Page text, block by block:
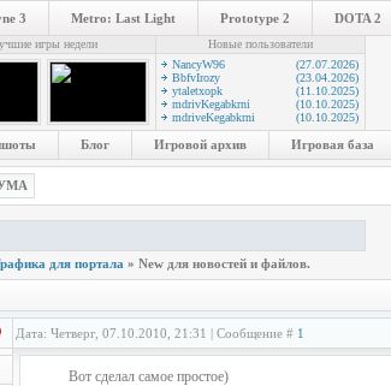
3 Metro: Last Light Prototype 2 DOTA 2
игры недели
Новые пользователи
NancyW96
(27.07.2026)
BbfvIrozy
(23.04.2026)
ytaletxopk
(11.10.2025)
mdrivKegabkrni
(10.10.2025)
mdriveKegabkrni
(10.10.2025)
Блог Игровой архив Игровая база
для портала » New для новостей и файлов.
Дата: Четверг, 07.10.2010, 21:31 | Сообщение # 1
Вот сделал самое простое)